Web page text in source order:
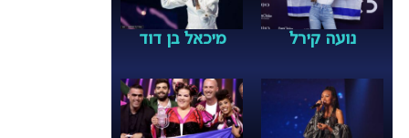
נועה קירל מיכאל בן דוד